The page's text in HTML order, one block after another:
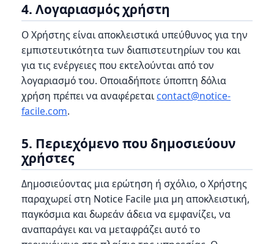
4. Λογαριασμός χρήστη
Ο Χρήστης είναι αποκλειστικά υπεύθυνος για την
εμπιστευτικότητα των διαπιστευτηρίων του και
για τις ενέργειες που εκτελούνται από τον
λογαριασμό του. Οποιαδήποτε ύποπτη δόλια
χρήση πρέπει να αναφέρεταιcontact@notice-
facile.com.
5. Περιεχόμενο που δημοσιεύουν
χρήστες
Δημοσιεύοντας μια ερώτηση ή σχόλιο, ο Χρήστης
παραχωρεί στη Notice Facile μια μη αποκλειστική,
παγκόσμια και δωρεάν άδεια να εμφανίζει, να
αναπαράγει και να μεταφράζει αυτό το